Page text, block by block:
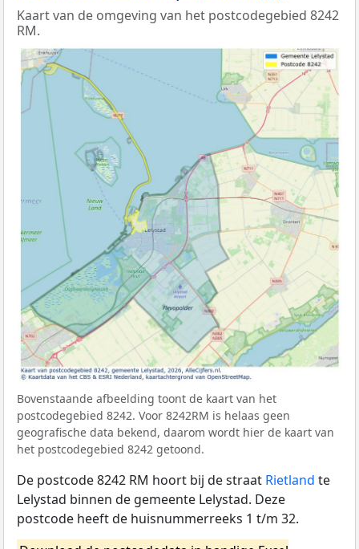
Kaart van de omgeving van het postcodegebied 8242
RM.
Bovenstaande afbeelding toont de kaart van het
postcodegebied 8242. Voor 8242RM is helaas geen
geografische data bekend, daarom wordt hier de kaart van
het postcodegebied 8242 getoond.
De postcode 8242 RM hoort bij de straat Rietland te
Lelystad binnen de gemeente Lelystad. Deze
postcode heeft de huisnummerreeks 1 t/m 32.